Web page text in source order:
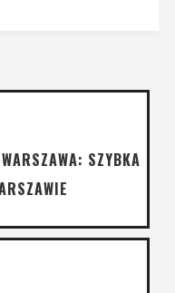
SZYBKA